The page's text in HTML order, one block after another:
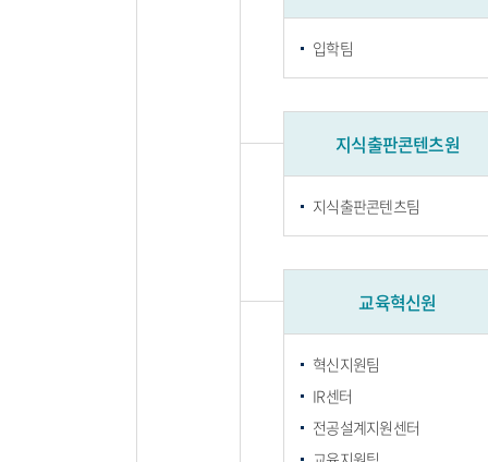
입학팀
지식출판콘텐츠원
지식출판콘텐츠팀
교육혁신원
혁신지원팀
IR센터
전공설계지원센터